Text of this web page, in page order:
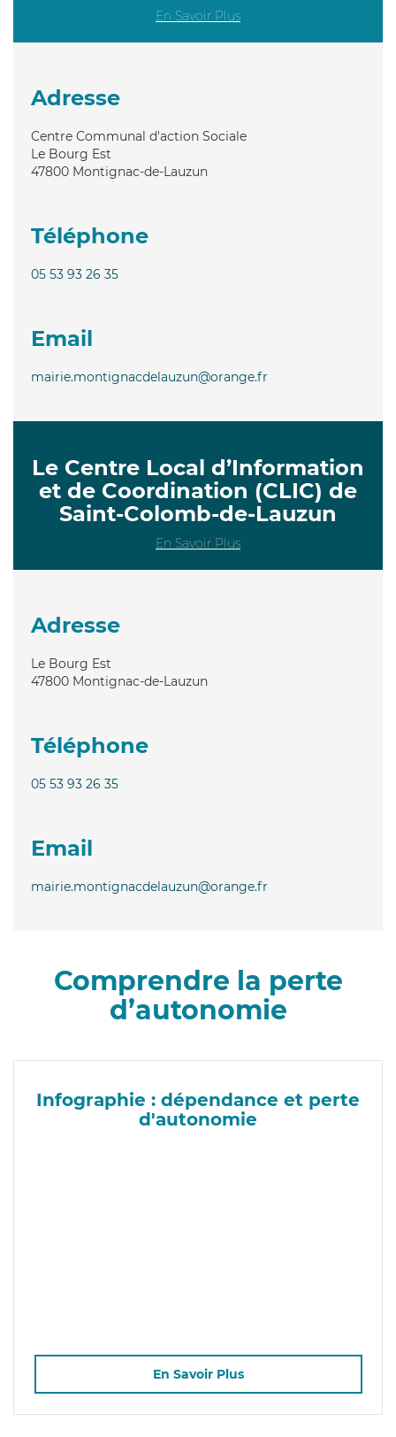
En Savoir Plus
Adresse
Centre Communal d'action Sociale
Le Bourg Est
47800 Montignac-de-Lauzun
Téléphone
05 53 93 26 35
Email
mairie.montignacdelauzun@orange.fr
Le Centre Local d’Information
et de Coordination (CLIC) de
Saint-Colomb-de-Lauzun
En Savoir Plus
Adresse
Le Bourg Est
47800 Montignac-de-Lauzun
Téléphone
05 53 93 26 35
Email
mairie.montignacdelauzun@orange.fr
Comprendre la perte
d’autonomie
Infographie : dépendance et perte
d'autonomie
En Savoir Plus